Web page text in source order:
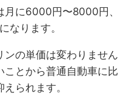
月に6000円〜8000円、
なります。
の単価は変わりません
ことから普通自動車に比
られます。